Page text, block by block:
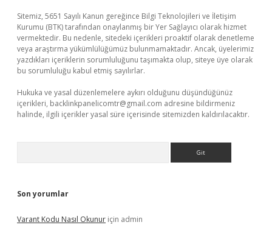
Sitemiz, 5651 Sayılı Kanun gereğince Bilgi Teknolojileri ve İletişim
Kurumu (BTK) tarafından onaylanmış bir Yer Sağlayıcı olarak hizmet
vermektedir. Bu nedenle, sitedeki içerikleri proaktif olarak denetleme
veya araştırma yükümlülüğümüz bulunmamaktadır. Ancak, üyelerimiz
yazdıkları içeriklerin sorumluluğunu taşımakta olup, siteye üye olarak
bu sorumluluğu kabul etmiş sayılırlar.
Hukuka ve yasal düzenlemelere aykırı olduğunu düşündüğünüz
içerikleri, backlinkpanelicomtr@gmail.com adresine bildirmeniz
halinde, ilgili içerikler yasal süre içerisinde sitemizden kaldırılacaktır.
Son yorumlar
Varant Kodu Nasıl Okunur için admin